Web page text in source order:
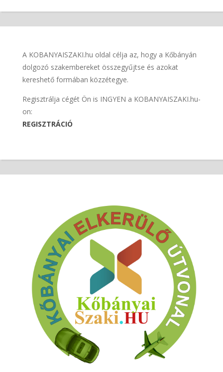
A KOBANYAISZAKI.hu oldal célja az, hogy a Kőbányán
dolgozó szakembereket összegyűjtse és azokat
kereshető formában közzétegye.
Regisztrálja cégét Ön is INGYEN a KOBANYAISZAKI.hu-
on:
REGISZTRÁCIÓ